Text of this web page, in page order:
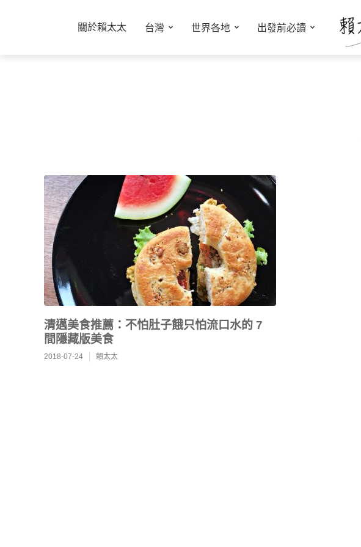
關於賴太太 台灣 世界各地 出發前必讀
清邁美食推薦：不怕肚子餓只怕流口水的 7
間隱藏版美食
2018-07-24 賴太太